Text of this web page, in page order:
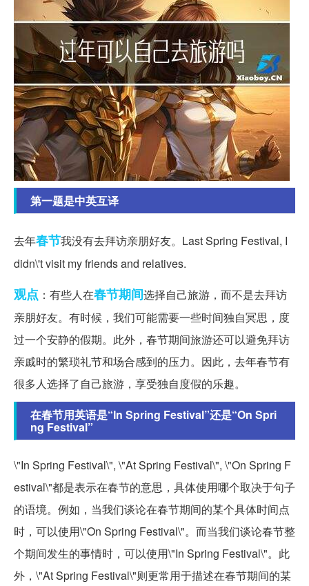
第一题是中英互译
去年春节我没有去拜访亲朋好友。Last Spring Festival, I
didn\'t visit my friends and relatives.
观点 ：有些人在春节期间选择自己旅游，而不是去拜访
亲朋好友。有时候，我们可能需要一些时间独自冥思，度
过一个安静的假期。此外，春节期间旅游还可以避免拜访
亲戚时的繁琐礼节和场合感到的压力。因此，去年春节有
很多人选择了自己旅游，享受独自度假的乐趣。
在春节用英语是“In Spring Festival”还是“On Spri
ng Festival”
\"In Spring Festival\", \"At Spring Festival\", \"On Spring F
estival\"都是表示在春节的意思，具体使用哪个取决于句子
的语境。例如，当我们谈论在春节期间的某个具体时间点
时，可以使用\"On Spring Festival\"。而当我们谈论春节整
个期间发生的事情时，可以使用\"In Spring Festival\"。此
外，\"At Spring Festival\"则更常用于描述在春节期间的某